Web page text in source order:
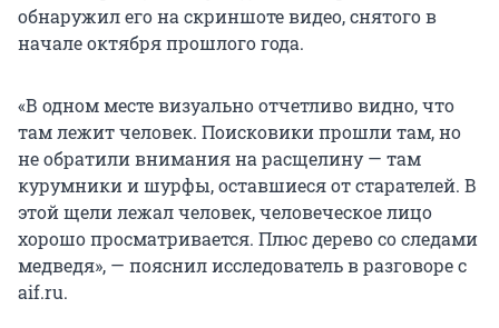
обнаружил его на скриншоте видео, снятого в
начале октября прошлого года.
«В одном месте визуально отчетливо видно, что
там лежит человек. Поисковики прошли там, но
не обратили внимания на расщелину — там
курумники и шурфы, оставшиеся от старателей. В
этой щели лежал человек, человеческое лицо
хорошо просматривается. Плюс дерево со следами
медведя», — пояснил исследователь в разговоре с
aif.ru.